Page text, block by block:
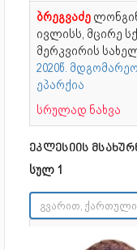
ბრეგვაძე
ივლისს, მცირე
მერკვირის
2020წ.
ეპარქია
სრულად ნახვა
ეკლესიის
სულ 1